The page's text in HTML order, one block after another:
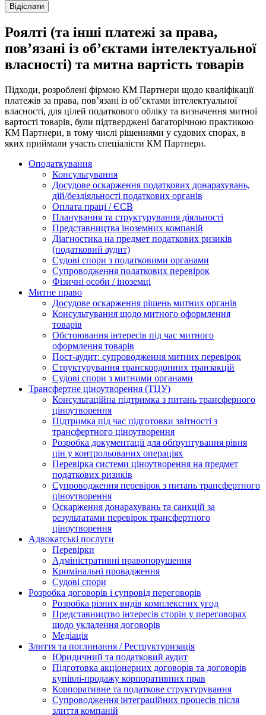
Роялті (та інші платежі за права,
пов’язані із об’єктами інтелектуальної
власності) та митна вартість товарів
Підходи, розроблені фірмою КМ Партнери щодо кваліфікації
платежів за права, пов’язані із об’єктами інтелектуальної
власності, для цілей податкового обліку та визначення митної
вартості товарів, були підтверджені багаторічною практикою
КМ Партнери, в тому числі рішеннями у судових спорах, в
яких приймали участь спеціалісти КМ Партнери.
Оподаткування
Консультування
Досудове оскарження податкових донарахувань,
дій/бездіяльності податкових органів
Оплата праці / ЄСВ
Планування та структурування діяльності
Представництва іноземних компаній
Діагностика на предмет податкових ризиків
(податковий аудит)
Судові спори з податковими органами
Супроводження податкових перевірок
Фізичні особи / іноземці
Митне право
Досудове оскарження рішень митних органів
Консультування щодо митного оформлення
товарів
Обстоювання інтересів під час митного
оформлення товарів
Пост-аудит: супроводження митних перевірок
Структурування транскордонних транзакцій
Судові спори з митними органами
Трансфертне ціноутворення (ТЦУ)
Консультаційна підтримка з питань трансферного
ціноутворення
Підтримка під час підготовки звітності з
трансфертного ціноутворення
Розробка документації для обґрунтування рівня
цін у контрольованих операціях
Перевірка системи ціноутворення на предмет
податкових ризиків
Супроводження перевірок з питань трансфертного
ціноутворення
Оскарження донарахувань та санкцій за
результатами перевірок трансфертного
ціноутворення
Адвокатські послуги
Перевірки
Адміністративні правопорушення
Кримінальні провадження
Судові спори
Розробка договорів і супровід переговорів
Розробка різних видів комплексних угод
Представництво інтересів сторін у переговорах
щодо укладення договорів
Медіація
Злиття та поглинання / Реструктуризація
Юридичний та податковий аудит
Підготовка акціонерних договорів та договорів
купівлі-продажу корпоративних прав
Корпоративне та податкове структурування
Супроводження інтеграційних процесів після
злиття компаній